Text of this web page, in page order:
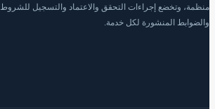
منظمة، وتخضع إجراءات التحقق والاعتماد والتسجيل للشروط
والضوابط المنشورة لكل خدمة.